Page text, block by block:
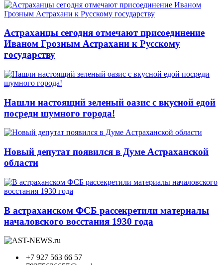
Астраханцы сегодня отмечают присоединение
Иваном Грозным Астрахани к Русскому
государству
Нашли настоящий зеленый оазис с вкусной едой
посреди шумного города!
Новый депутат появился в Думе Астраханской
области
В астраханском ФСБ рассекретили материалы
началовского восстания 1930 года
+7 927 563 66 57